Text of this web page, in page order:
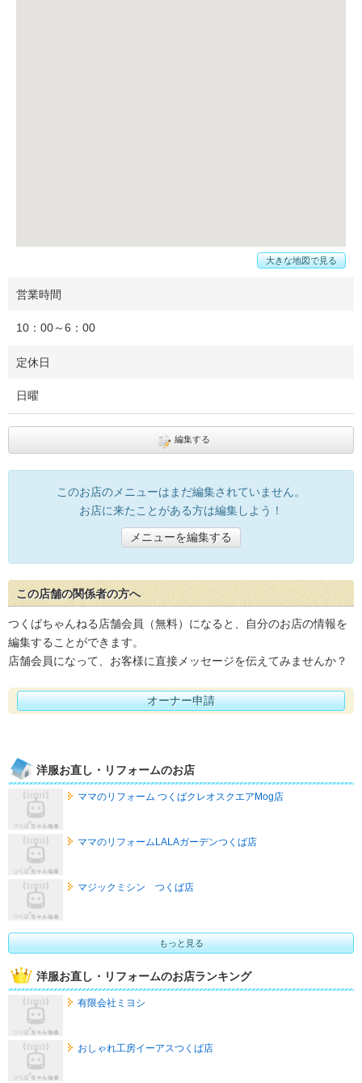
大きな地図で見る
営業時間
10：00～6：00
定休日
日曜
編集する
このお店のメニューはまだ編集されていません。
お店に来たことがある方は編集しよう！
メニューを編集する
この店舗の関係者の方へ
つくばちゃんねる店舗会員（無料）になると、自分のお店の情報を
編集することができます。
店舗会員になって、お客様に直接メッセージを伝えてみませんか？
オーナー申請
洋服お直し・リフォームのお店
ママのリフォーム つくばクレオスクエアMog店
ママのリフォームLALAガーデンつくば店
マジックミシン つくば店
もっと見る
洋服お直し・リフォームのお店ランキング
有限会社ミヨシ
おしゃれ工房イーアスつくば店